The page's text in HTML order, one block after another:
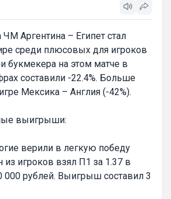
Аргентина – Египет стал
среди плюсовых для игроков
букмекера на этом матче в
составили -22.4%. Больше
Мексика – Англия (-42%).
выигрыши:
верили в легкую победу
игроков взял П1 за 1.37 в
000 рублей. Выигрыш составил 3